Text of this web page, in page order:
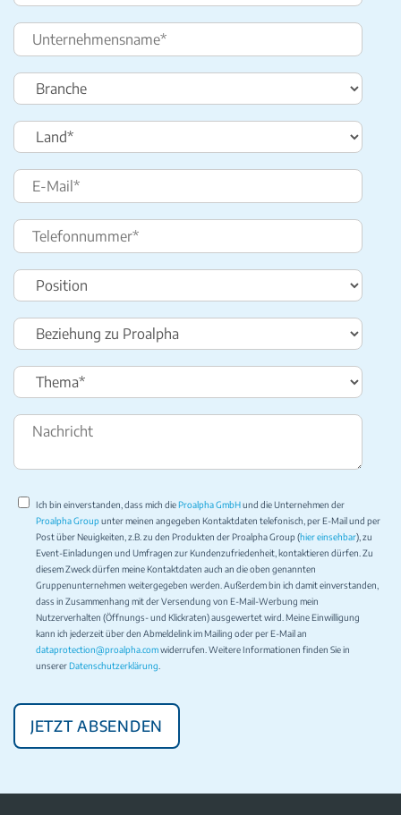
Ich bin einverstanden, dass mich dieProalpha GmbHund die Unternehmen der
Proalpha Groupunter meinen angegeben Kontaktdaten telefonisch, per E-Mail und per
Post über Neuigkeiten, z.B. zu den Produkten der Proalpha Group (hier einsehbar), zu
Event-Einladungen und Umfragen zur Kundenzufriedenheit, kontaktieren dürfen. Zu
diesem Zweck dürfen meine Kontaktdaten auch an die oben genannten
Gruppenunternehmen weitergegeben werden. Außerdem bin ich damit einverstanden,
dass in Zusammenhang mit der Versendung von E-Mail-Werbung mein
Nutzerverhalten (Öffnungs- und Klickraten) ausgewertet wird. Meine Einwilligung
kann ich jederzeit über den Abmeldelink im Mailing oder per E-Mail an
dataprotection@proalpha.comwiderrufen. Weitere Informationen finden Sie in
unsererDatenschutzerklärung